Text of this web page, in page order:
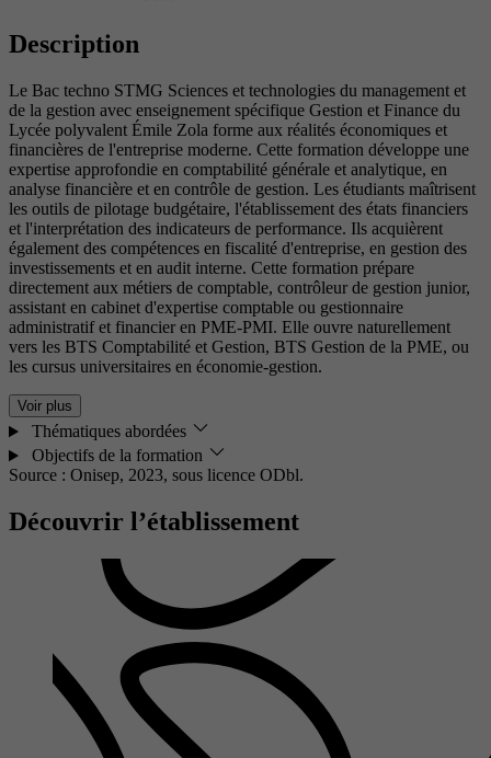
Description
Le Bac techno STMG Sciences et technologies du management et
de la gestion avec enseignement spécifique Gestion et Finance du
Lycée polyvalent Émile Zola forme aux réalités économiques et
financières de l'entreprise moderne. Cette formation développe une
expertise approfondie en comptabilité générale et analytique, en
analyse financière et en contrôle de gestion. Les étudiants maîtrisent
les outils de pilotage budgétaire, l'établissement des états financiers
et l'interprétation des indicateurs de performance. Ils acquièrent
également des compétences en fiscalité d'entreprise, en gestion des
investissements et en audit interne. Cette formation prépare
directement aux métiers de comptable, contrôleur de gestion junior,
assistant en cabinet d'expertise comptable ou gestionnaire
administratif et financier en PME-PMI. Elle ouvre naturellement
vers les BTS Comptabilité et Gestion, BTS Gestion de la PME, ou
les cursus universitaires en économie-gestion.
Voir plus
Thématiques abordées
Objectifs de la formation
Source : Onisep, 2023, sous licence ODbl.
Découvrir l’établissement